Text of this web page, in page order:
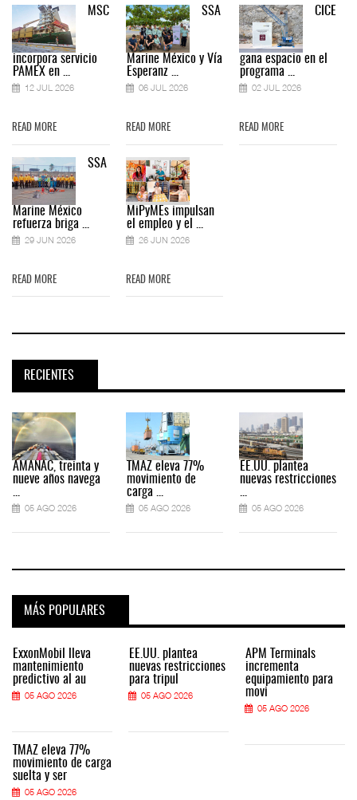
MSC
incorpora servicio
PAMEX en ...
12 JUL 2026
READ MORE
SSA
Marine México
refuerza briga ...
29 JUN 2026
READ MORE
SSA
Marine México y Vía
Esperanz ...
06 JUL 2026
READ MORE
MiPyMEs impulsan
el empleo y el ...
26 JUN 2026
READ MORE
CICE
gana espacio en el
programa ...
02 JUL 2026
READ MORE
RECIENTES
AMANAC, treinta y
nueve años navega
05 AGO 2026
TMAZ eleva 77%
movimiento de
carga ...
05 AGO 2026
EE.UU. plantea
nuevas restricciones
05 AGO 2026
MÁS POPULARES
ExxonMobil lleva
mantenimiento
predictivo al au
05 AGO 2026
TMAZ eleva 77%
movimiento de carga
suelta y ser
05 AGO 2026
EE.UU. plantea
nuevas restricciones
para tripul
05 AGO 2026
APM Terminals
incrementa
equipamiento para
movi
05 AGO 2026